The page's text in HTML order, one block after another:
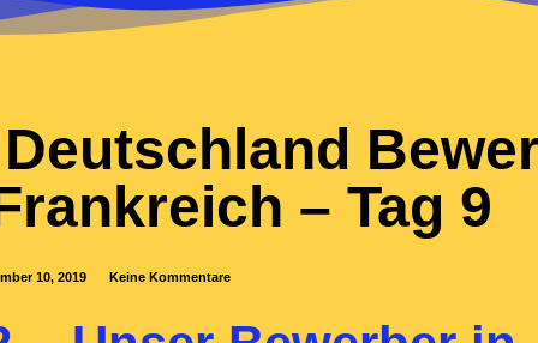
– Tag 9
10, 2019 Keine Kommentare